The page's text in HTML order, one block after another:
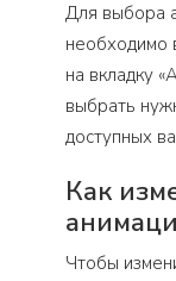
Для выбора
необходимо
на вкладку
выбрать
доступных
Как
Чтобы